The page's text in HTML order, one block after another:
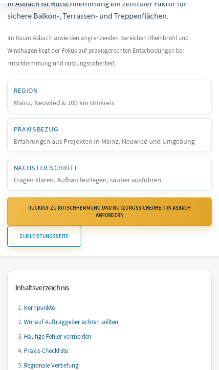
In Asbach ist Rutschhemmung ein zentraler Faktor für
sichere Balkon-, Terrassen- und Treppenflächen.
Im Raum Asbach sowie den angrenzenden Bereichen Rheinbrohl und
Windhagen liegt der Fokus auf praxisgerechten Entscheidungen bei
rutschhemmung und nutzungssicherheit.
REGION
Mainz, Neuwied & 100 km Umkreis
PRAXISBEZUG
Erfahrungen aus Projekten in Mainz, Neuwied und Umgebung
NÄCHSTER SCHRITT
Fragen klären, Aufbau festlegen, sauber ausführen
RÜCKRUF ZU RUTSCHHEMMUNG UND NUTZUNGSSICHERHEIT IN ASBACH
ANFORDERN
ZUR LEISTUNGSSEITE
Inhaltsverzeichnis
Kernpunkte
Worauf Auftraggeber achten sollten
Häufige Fehler vermeiden
Praxis-Checkliste
Regionale Vertiefung